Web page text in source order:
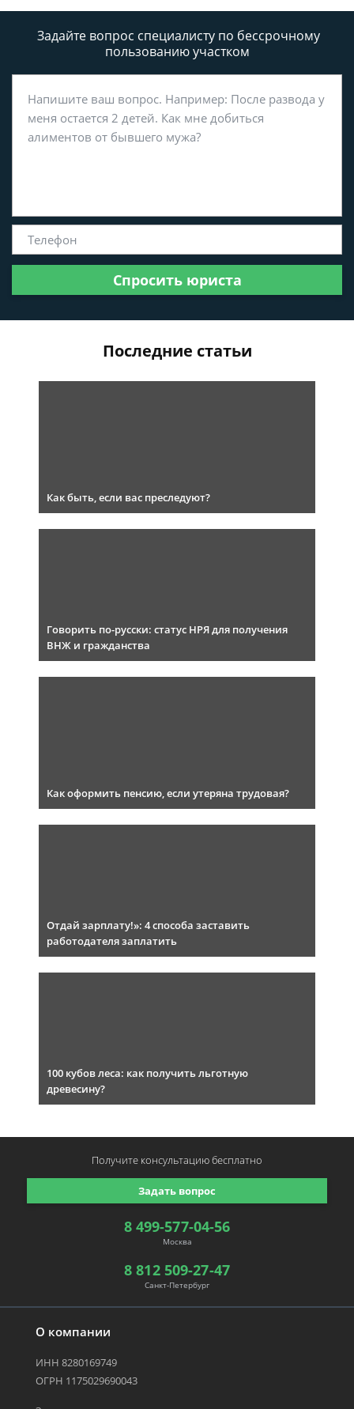
Задайте вопрос специалисту по бессрочному
пользованию участком
Спросить юриста
Последние статьи
Как быть, если вас преследуют?
Говорить по-русски: статус НРЯ для получения
ВНЖ и гражданства
Как оформить пенсию, если утеряна трудовая?
Отдай зарплату!»: 4 способа заставить
работодателя заплатить
100 кубов леса: как получить льготную
древесину?
О компании
ИНН 8280169749
ОГРН 1175029690043
8 499-577-04-56
Москва
8 812 509-27-47
Санкт-Петербург
Задать вопрос
Получите консультациюбесплатно